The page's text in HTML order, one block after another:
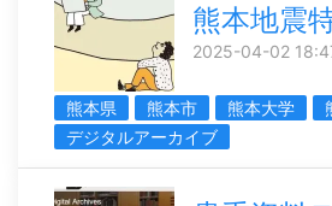
熊本地震
2025-04-02
熊本県 熊本市 熊本大学
デジタルアーカイブ